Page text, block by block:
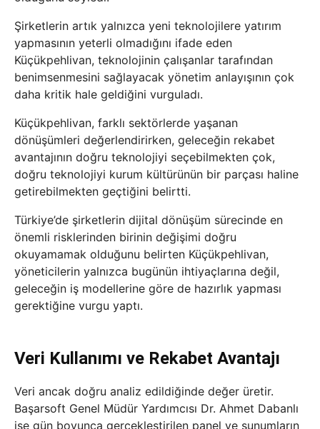
Şirketlerin artık yalnızca yeni teknolojilere yatırım
yapmasının yeterli olmadığını ifade eden
Küçükpehlivan, teknolojinin çalışanlar tarafından
benimsenmesini sağlayacak yönetim anlayışının çok
daha kritik hale geldiğini vurguladı.
Küçükpehlivan, farklı sektörlerde yaşanan
dönüşümleri değerlendirirken, geleceğin rekabet
avantajının doğru teknolojiyi seçebilmekten çok,
doğru teknolojiyi kurum kültürünün bir parçası haline
getirebilmekten geçtiğini belirtti.
Türkiye’de şirketlerin dijital dönüşüm sürecinde en
önemli risklerinden birinin değişimi doğru
okuyamamak olduğunu belirten Küçükpehlivan,
yöneticilerin yalnızca bugünün ihtiyaçlarına değil,
geleceğin iş modellerine göre de hazırlık yapması
gerektiğine vurgu yaptı.
Veri Kullanımı ve Rekabet Avantajı
Veri ancak doğru analiz edildiğinde değer üretir.
Başarsoft Genel Müdür Yardımcısı Dr. Ahmet Dabanlı
ise gün boyunca gerçekleştirilen panel ve sunumların